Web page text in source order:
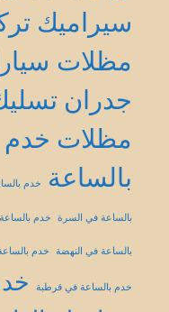
سيراميك
مظلات
جدران
مظلات خدم
بالساعة
خدم
بالساعة في السرة خدم
بالساعة في النهضة خدم
خدم بالساعة في قرطبة